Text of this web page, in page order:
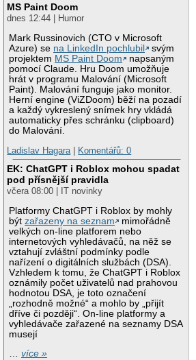
MS Paint Doom
dnes 12:44 | Humor
Mark Russinovich (CTO v Microsoft
Azure) se na LinkedIn pochlubil
svým
projektem MS Paint Doom
napsaným
pomocí Claude. Hru Doom umožňuje
hrát v programu Malování (Microsoft
Paint). Malování funguje jako monitor.
Herní engine (ViZDoom) běží na pozadí
a každý vykreslený snímek hry vkládá
automaticky přes schránku (clipboard)
do Malování.
Ladislav Hagara| Komentářů: 0
EK: ChatGPT i Roblox mohou spadat
pod přísnější pravidla
včera 08:00 | IT novinky
Platformy ChatGPT i Roblox by mohly
býtzařazeny na seznam
mimořádně
velkých on-line platforem nebo
internetových vyhledávačů, na něž se
vztahují zvláštní podmínky podle
nařízení o digitálních službách (DSA).
Vzhledem k tomu, že ChatGPT i Roblox
oznámily počet uživatelů nad prahovou
hodnotou DSA, je toto označení
„rozhodně možné“ a mohlo by „přijít
dříve či později“. On-line platformy a
vyhledávače zařazené na seznamy DSA
musejí
…více »